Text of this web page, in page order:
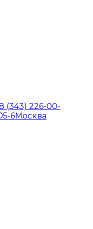
(343) 226-00-
6Москва